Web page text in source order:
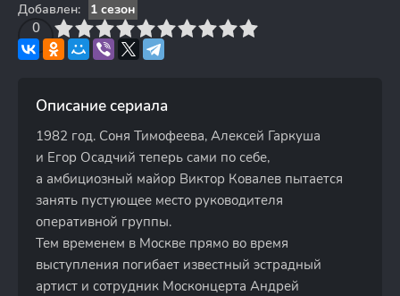
Добавлен:
1 сезон
0
4 6 7 8 9 10
Описание сериала
1982 год. Соня Тимофеева, Алексей Гаркуша
и Егор Осадчий теперь сами по себе,
а амбициозный майор Виктор Ковалев пытается
занять пустующее место руководителя
оперативной группы.
Тем временем в Москве прямо во время
выступления погибает известный эстрадный
артист и сотрудник Москонцерта Андрей